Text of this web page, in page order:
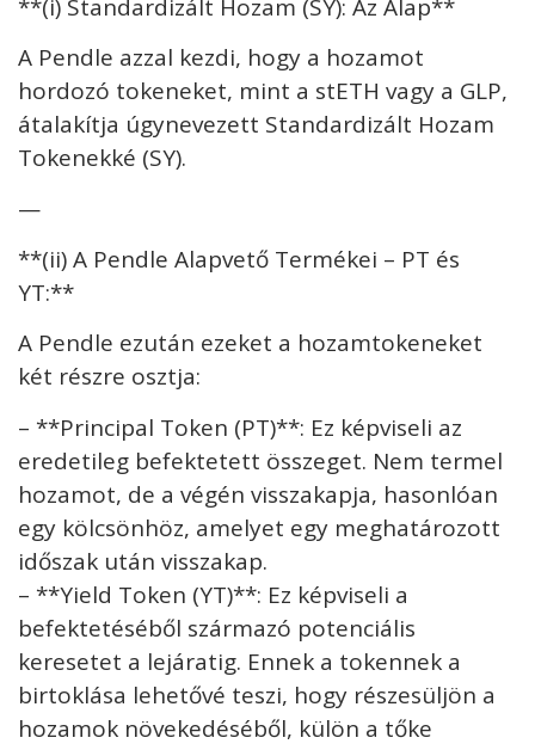
**(i) Standardizált Hozam (SY): Az Alap**
A Pendle azzal kezdi, hogy a hozamot
hordozó tokeneket, mint a stETH vagy a GLP,
átalakítja úgynevezett Standardizált Hozam
Tokenekké (SY).
—
**(ii) A Pendle Alapvető Termékei – PT és
YT:**
A Pendle ezután ezeket a hozamtokeneket
két részre osztja:
– **Principal Token (PT)**: Ez képviseli az
eredetileg befektetett összeget. Nem termel
hozamot, de a végén visszakapja, hasonlóan
egy kölcsönhöz, amelyet egy meghatározott
időszak után visszakap.
– **Yield Token (YT)**: Ez képviseli a
befektetéséből származó potenciális
keresetet a lejáratig. Ennek a tokennek a
birtoklása lehetővé teszi, hogy részesüljön a
hozamok növekedéséből, külön a tőke